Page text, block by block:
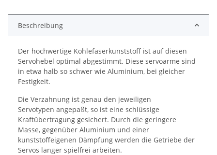
Beschreibung
Der hochwertige Kohlefaserkunststoff ist auf diesen
Servohebel optimal abgestimmt. Diese servoarme sind
in etwa halb so schwer wie Aluminium, bei gleicher
Festigkeit.
Die Verzahnung ist genau den jeweiligen
Servotypen angepaßt, so ist eine schlüssige
Kraftübertragung gesichert. Durch die geringere
Masse, gegenüber Aluminium und einer
kunststoffeigenen Dämpfung werden die Getriebe der
Servos länger spielfrei arbeiten.